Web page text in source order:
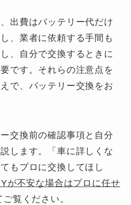
出費はバッテリー代だけ
、業者に依頼する手間も
、自分で交換するときに
です。それらの注意点を
で、バッテリー交換をお
交換前の確認事項と自分
します。「車に詳しくな
もプロに交換してほし
が不安な場合はプロに任せ
覧ください。